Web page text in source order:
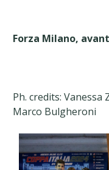
Forza Milano,
Ph. credits:
Marco Bulgheroni